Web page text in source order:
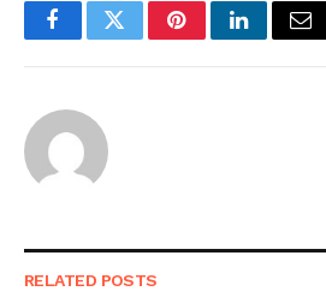
FacebookTwitterPinterestLinkedIn
RELATED POSTS